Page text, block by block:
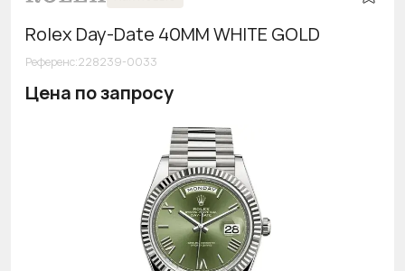
Бесплатная горячая линия8 800 555-95-99
Rolex Day-Date 40MM WHITE GOLD
Референс:228239-0033
Цена по запросу